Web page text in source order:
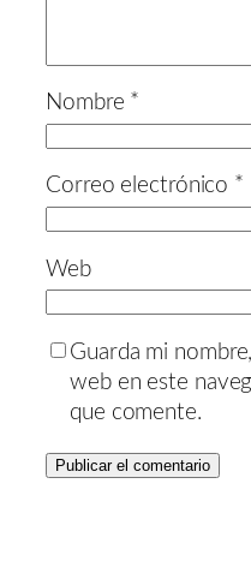
Nombre *
Correo electrónico *
Web
Guarda mi
web en este
que comente.